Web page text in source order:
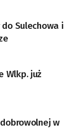
Sulechowa i
Wlkp. już
w